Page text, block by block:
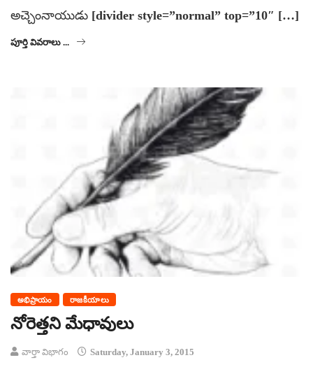
అచ్చెంనాయుడు [divider style=”normal” top=”10″ […]
పూర్తి వివరాలు ...
అభిప్రాయం రాజకీయాలు
నోరెత్తని మేధావులు
వార్తా విభాగం Saturday, January 3, 2015